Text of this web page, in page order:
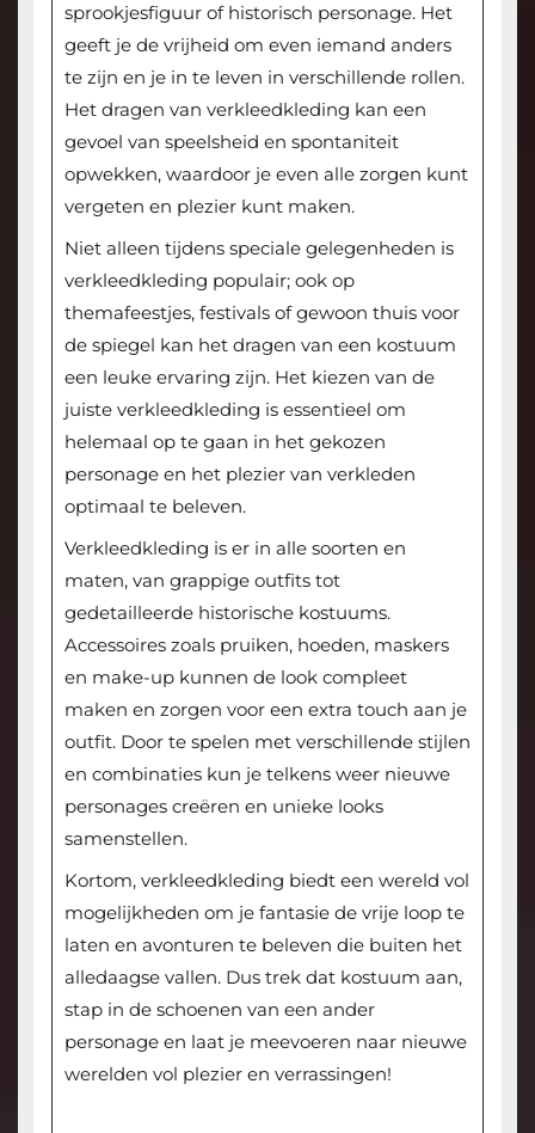
sprookjesfiguur of historisch personage. Het
geeft je de vrijheid om even iemand anders
te zijn en je in te leven in verschillende rollen.
Het dragen van verkleedkleding kan een
gevoel van speelsheid en spontaniteit
opwekken, waardoor je even alle zorgen kunt
vergeten en plezier kunt maken.
Niet alleen tijdens speciale gelegenheden is
verkleedkleding populair; ook op
themafeestjes, festivals of gewoon thuis voor
de spiegel kan het dragen van een kostuum
een leuke ervaring zijn. Het kiezen van de
juiste verkleedkleding is essentieel om
helemaal op te gaan in het gekozen
personage en het plezier van verkleden
optimaal te beleven.
Verkleedkleding is er in alle soorten en
maten, van grappige outfits tot
gedetailleerde historische kostuums.
Accessoires zoals pruiken, hoeden, maskers
en make-up kunnen de look compleet
maken en zorgen voor een extra touch aan je
outfit. Door te spelen met verschillende stijlen
en combinaties kun je telkens weer nieuwe
personages creëren en unieke looks
samenstellen.
Kortom, verkleedkleding biedt een wereld vol
mogelijkheden om je fantasie de vrije loop te
laten en avonturen te beleven die buiten het
alledaagse vallen. Dus trek dat kostuum aan,
stap in de schoenen van een ander
personage en laat je meevoeren naar nieuwe
werelden vol plezier en verrassingen!